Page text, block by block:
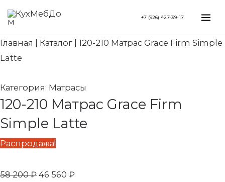
Перейти
содержимому
+7 (926) 427-39-17
Главная Каталог
120-210 Матрас Grace Firm Simple
Latte
Категория: Матрасы
120-210 Матрас Grace Firm
Simple Latte
Распродажа!
58 200₽
Первоначальная
составляла
46 560 ₽
46